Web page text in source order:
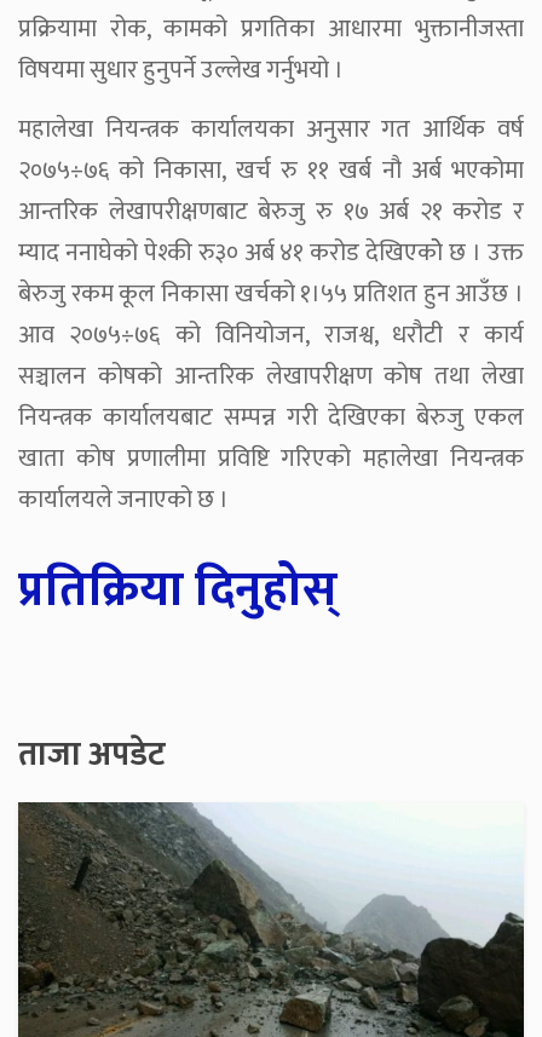
प्रक्रियामा रोक, कामको प्रगतिका आधारमा भुक्तानीजस्ता
विषयमा सुधार हुनुपर्ने उल्लेख गर्नुभयो ।
महालेखा नियन्त्रक कार्यालयका अनुसार गत आर्थिक वर्ष
२०७५÷७६ को निकासा, खर्च रु ११ खर्ब नौ अर्ब भएकोमा
आन्तरिक लेखापरीक्षणबाट बेरुजु रु १७ अर्ब २१ करोड र
म्याद ननाघेको पेश्की रु३० अर्ब ४१ करोड देखिएकोे छ । उक्त
बेरुजु रकम कूल निकासा खर्चको १।५५ प्रतिशत हुन आउँछ ।
आव २०७५÷७६ को विनियोजन, राजश्व, धरौटी र कार्य
सञ्चालन कोषको आन्तरिक लेखापरीक्षण कोष तथा लेखा
नियन्त्रक कार्यालयबाट सम्पन्न गरी देखिएका बेरुजु एकल
खाता कोष प्रणालीमा प्रविष्टि गरिएको महालेखा नियन्त्रक
कार्यालयले जनाएको छ ।
प्रतिक्रिया दिनुहोस्
ताजा अपडेट